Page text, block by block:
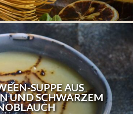
SUPPE AUS
UND SCHWARZEM